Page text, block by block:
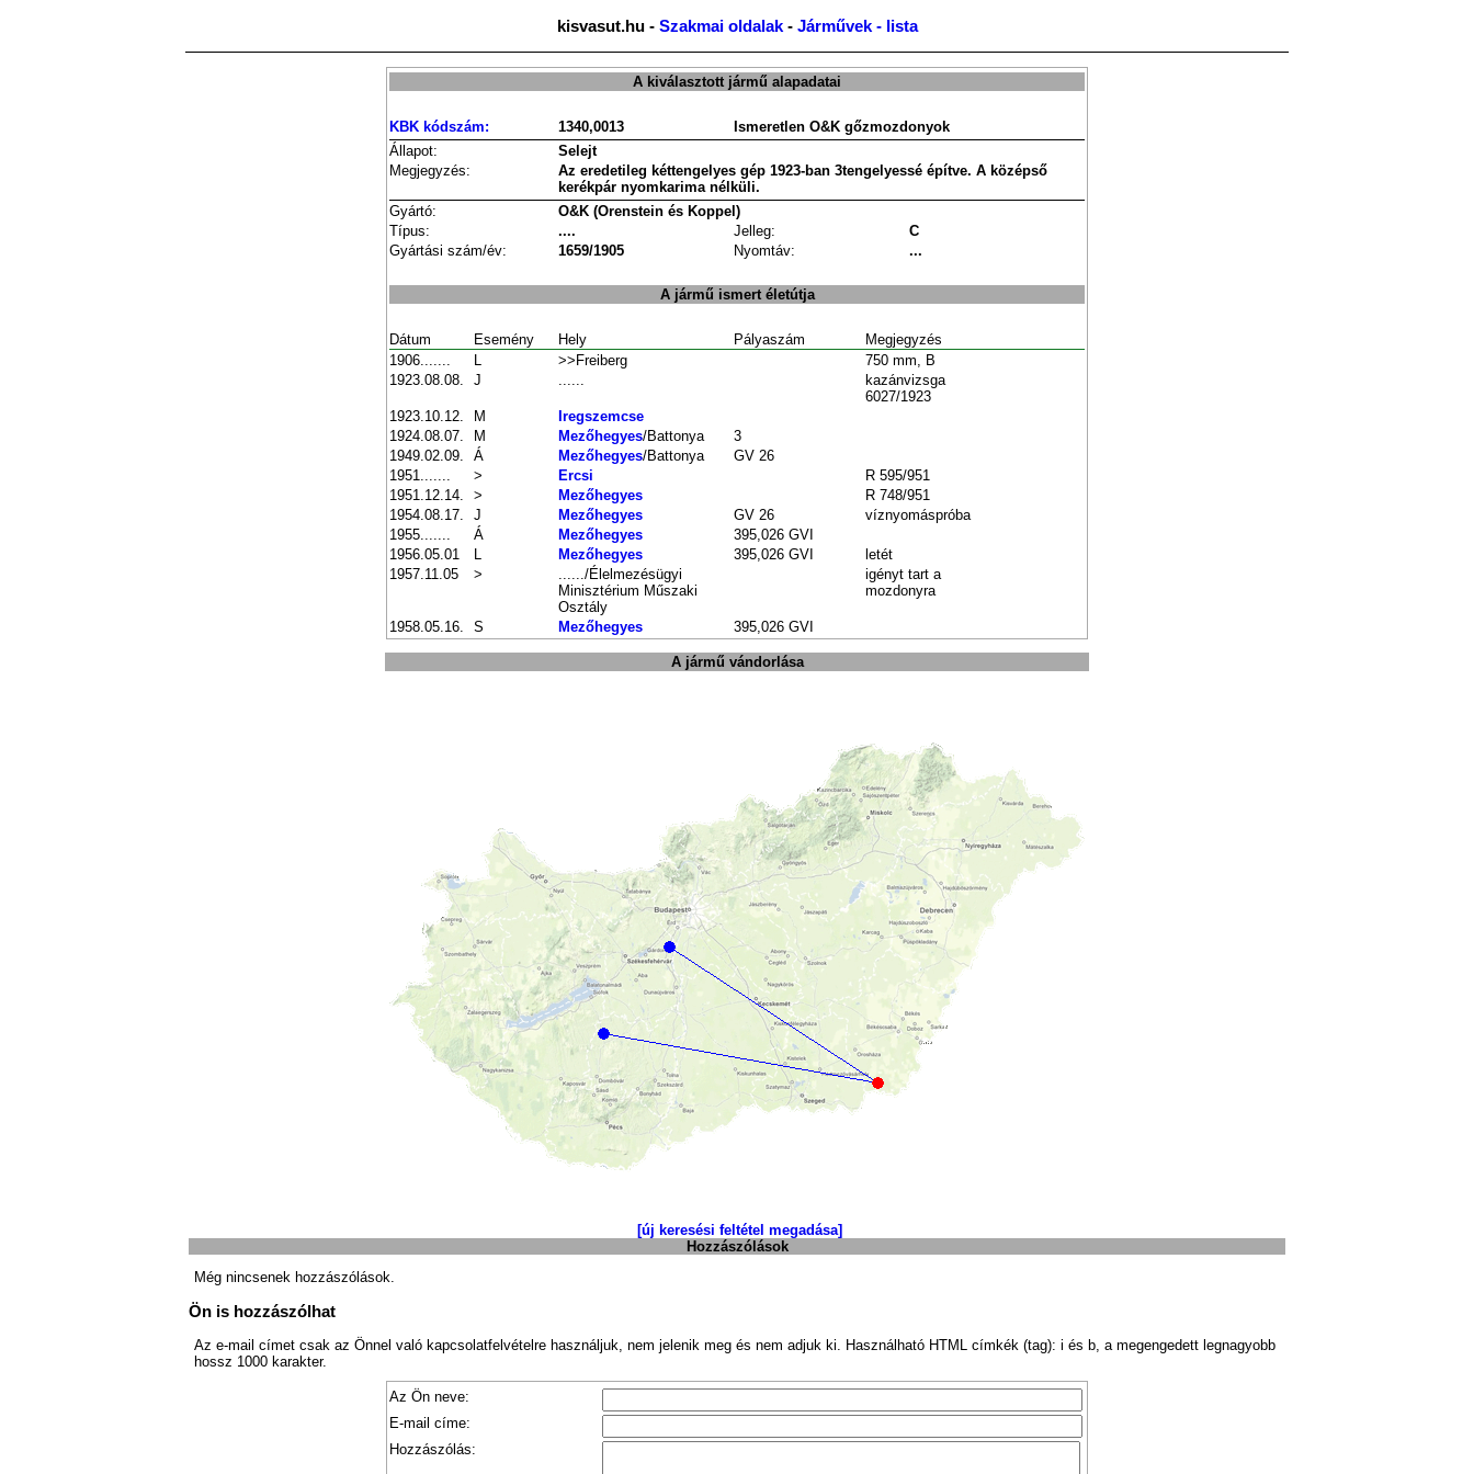
kisvasut.hu - Szakmai oldalak- Járművek - lista
A kiválasztott jármű alapadatai
KBK kódszám: 1340,0013
Ismeretlen O&K gőzmozdonyok
Állapot:
Selejt
Megjegyzés:
Az eredetileg kéttengelyes gép 1923-ban 3tengelyessé építve. A középső
kerékpár nyomkarima nélküli.
Gyártó:
O&K (Orenstein és Koppel)
Típus:
.... Jelleg:
C
Gyártási szám/év:
1659/1905 Nyomtáv: ...
A jármű ismert életútja
Dátum Esemény Hely Pályaszám
Megjegyzés
1906.......
L >>Freiberg
750 mm, B
1923.08.08.
J ......
kazánvizsga
6027/1923
1923.10.12.
M
Iregszemcse
1924.08.07.
M Mezőhegyes/Battonya
3
1949.02.09.
Á Mezőhegyes/Battonya
GV 26
1951.......
> Ercsi
R 595/951
1951.12.14.
> Mezőhegyes
R 748/951
1954.08.17.
J Mezőhegyes GV 26
víznyomáspróba
1955.......
Á Mezőhegyes
395,026 GVI
1956.05.01
L Mezőhegyes 395,026 GVI
letét
1957.11.05
>
....../Élelmezésügyi
Minisztérium Műszaki
Osztály
igényt tart a
mozdonyra
1958.05.16. S Mezőhegyes 395,026 GVI
A jármű vándorlása
[új keresési feltétel megadása]
Hozzászólások
Még nincsenek hozzászólások.
Ön is hozzászólhat
Az e-mail címet csak az Önnel való kapcsolatfelvételre használjuk, nem jelenik meg és nem adjuk ki. Használható HTML címkék (tag): i és b, a megengedett legnagyobb
hossz 1000 karakter.
Az Ön neve:
E-mail címe:
Hozzászólás: